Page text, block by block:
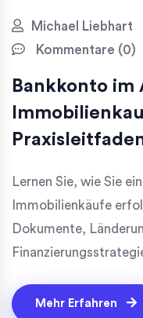
Michael Liebhart
Kommentare (0)
Bankkonto im
Lernen Sie, wie Sie
Immobilienkäufe
Dokumente,
Mehr Erfahren